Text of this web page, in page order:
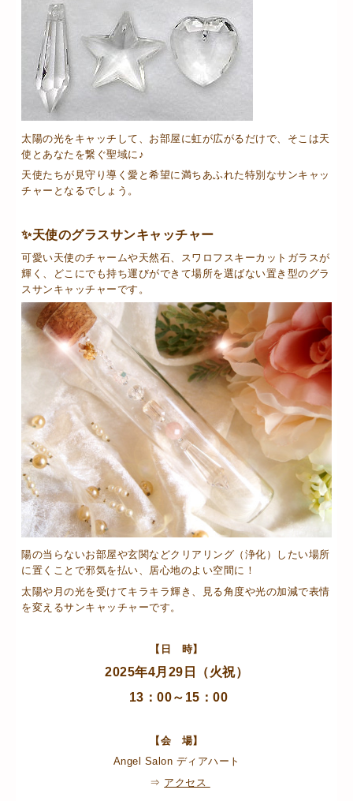
太陽の光をキャッチして、お部屋に虹が広がるだけで、そこは天
使とあなたを繋ぐ聖域に♪
天使たちが見守り導く愛と希望に満ちあふれた特別なサンキャッ
チャーとなるでしょう。
✨天使のグラスサンキャッチャー
可愛い天使のチャームや天然石、スワロフスキーカットガラスが
輝く、どこにでも持ち運びができて場所を選ばない置き型のグラ
スサンキャッチャーです。
陽の当らないお部屋や玄関などクリアリング（浄化）したい場所
に置くことで邪気を払い、居心地のよい空間に！
太陽や月の光を受けてキラキラ輝き、見る角度や光の加減で表情
を変えるサンキャッチャーです。
【日 時】
2025年4月29日（火祝）
13：00～15：00
【会 場】
Angel Salon ディアハート
⇒ アクセス